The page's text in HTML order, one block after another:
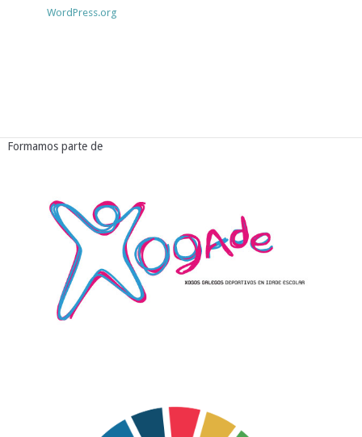
WordPress.org
Formamos parte de